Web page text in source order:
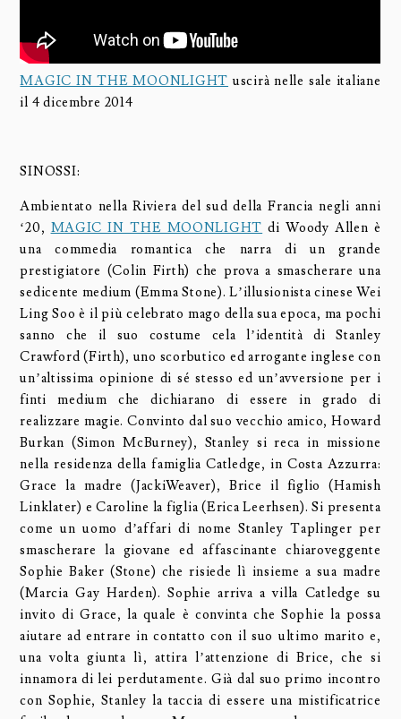
MAGIC IN THE MOONLIGHT uscirà nelle sale italiane
il 4 dicembre 2014
SINOSSI:
Ambientato nella Riviera del sud della Francia negli anni
‘20, MAGIC IN THE MOONLIGHT di Woody Allen è
una commedia romantica che narra di un grande
prestigiatore (Colin Firth) che prova a smascherare una
sedicente medium (Emma Stone). L’illusionista cinese Wei
Ling Soo è il più celebrato mago della sua epoca, ma pochi
sanno che il suo costume cela l’identità di Stanley
Crawford (Firth), uno scorbutico ed arrogante inglese con
un’altissima opinione di sé stesso ed un’avversione per i
finti medium che dichiarano di essere in grado di
realizzare magie. Convinto dal suo vecchio amico, Howard
Burkan (Simon McBurney), Stanley si reca in missione
nella residenza della famiglia Catledge, in Costa Azzurra:
Grace la madre (JackiWeaver), Brice il figlio (Hamish
Linklater) e Caroline la figlia (Erica Leerhsen). Si presenta
come un uomo d’affari di nome Stanley Taplinger per
smascherare la giovane ed affascinante chiaroveggente
Sophie Baker (Stone) che risiede lì insieme a sua madre
(Marcia Gay Harden). Sophie arriva a villa Catledge su
invito di Grace, la quale è convinta che Sophie la possa
aiutare ad entrare in contatto con il suo ultimo marito e,
una volta giunta lì, attira l’attenzione di Brice, che si
innamora di lei perdutamente. Già dal suo primo incontro
con Sophie, Stanley la taccia di essere una mistificatrice